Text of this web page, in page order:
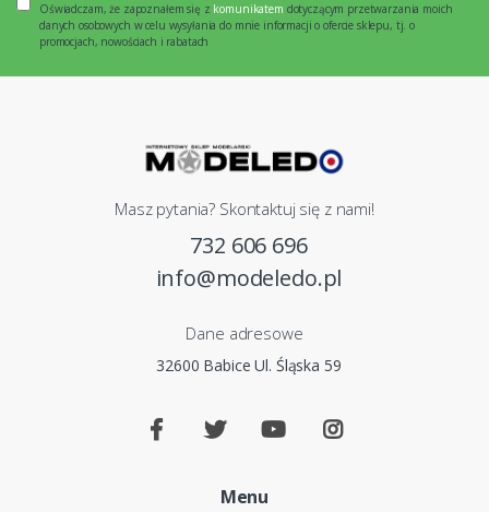
Oświadczam, że zapoznałem się z komunikatem dotyczącym przetwarzania moich
danych osobowych w celu wysyłania do mnie informacji o ofercie sklepu, tj. o
promocjach, nowościach i rabatach
Masz pytania? Skontaktuj się z nami!
732 606 696
info@modeledo.pl
Dane adresowe
32600 Babice Ul. Śląska 59
Menu